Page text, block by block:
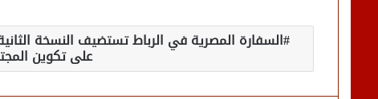
السفارة المصرية في الرباط تستضيف النسخة
على تكوين